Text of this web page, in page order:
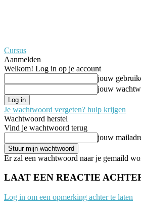
Cursus
Aanmelden
Welkom! Log in op je account
jouw
jouw
Je wachtwoord vergeten? hulp krijgen
Wachtwoord herstel
Vind je wachtwoord terug
jouw
Er zal een wachtwoord naar je gemaild
LAAT EEN REACTIE
Log in om een opmerking achter te laten